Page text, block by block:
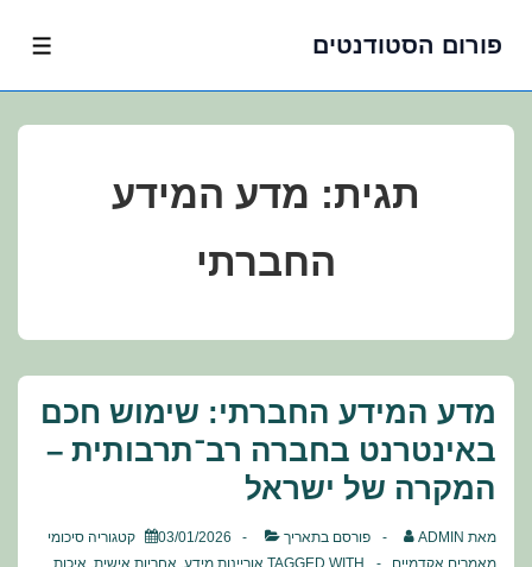
פורום הסטודנטים
תגית: מדע המידע
החברתי
מדע המידע החברתי: שימוש חכם
באינטרנט בחברה רב־תרבותית –
המקרה של ישראל
מאת ADMIN פורסם בתאריך 03/01/2026 קטגוריה סיכומי
מאמרים אקדמיים
TAGGED WITH אוריינות מידע, אחריות אישית, איכות